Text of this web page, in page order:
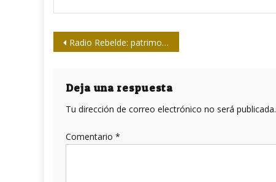
Navegación
entradas
Radio Rebelde: patrimonio de la radio y la nación
Deja una respuesta
Tu dirección de correo electrónico no será publicada.
Comentario *